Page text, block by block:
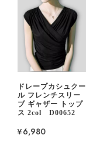
ドレープカシュクー
ル フレンチスリー
ブ ギャザー トップ
ス 2col D00652
¥6,980